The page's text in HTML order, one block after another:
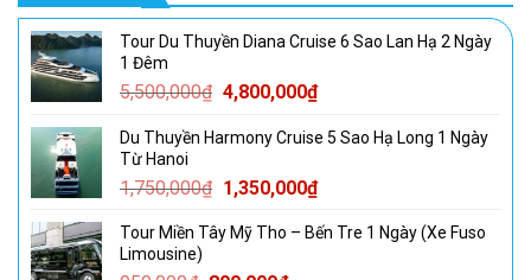
Tour Du Thuyền Diana Cruise 6 Sao Lan Hạ 2 Ngày
1 Đêm
5,500,000₫ Giá
là:
4,800,000₫Giá
tại
4,800,000₫.
Du Thuyền Harmony Cruise 5 Sao Hạ Long 1 Ngày
Từ Hanoi
1,750,000₫ Giá
là:
1,350,000₫Giá
tại
Tour Miền Tây Mỹ Tho – Bến Tre 1 Ngày (Xe Fuso
Limousine)